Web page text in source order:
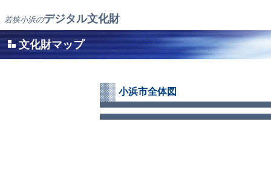
若狭小浜のデジタル文化財
文化財マップ
小浜市全体図